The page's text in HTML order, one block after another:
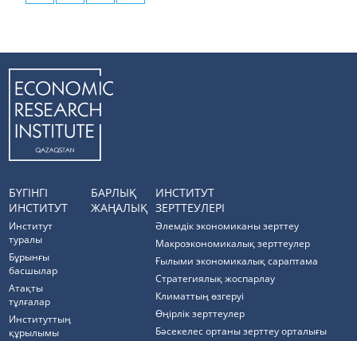
БҮГІНГІ
ИНСТИТУТ
Институт
туралы
Бұрынғы
басшылар
Атақты
тұлғалар
Институттың
құрылымы
БАРЛЫҚ
ЖАҢАЛЫҚ
ИНСТИТУТ
ЗЕРТТЕУЛЕРІ
Әлемдік экономиканы зерттеу
Макроэкономикалық зерттеулер
Ғылыми экономикалық сараптама
Стратегиялық жоспарлау
Климаттың өзгеруі
Өңірлік зерттеулер
Бәсекелес ортаны зерттеу орталығы